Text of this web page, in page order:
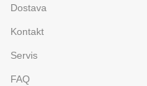
Dostava
Kontakt
Servis
FAQ